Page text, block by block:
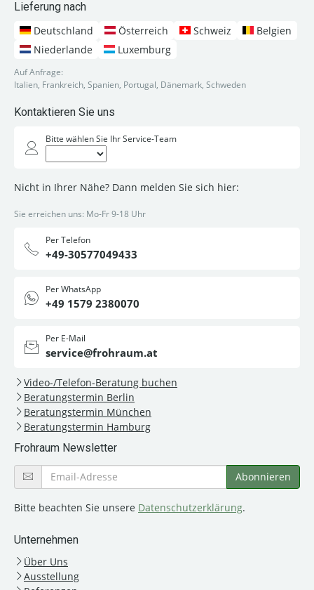
Lieferung nach
Deutschland
Österreich Schweiz
Belgien
Niederlande
Luxemburg
Auf Anfrage:
Italien, Frankreich, Spanien, Portugal, Dänemark, Schweden
Kontaktieren Sie uns
Bitte wählen Sie Ihr Service-Team
Nicht in Ihrer Nähe? Dann melden Sie sich hier:
Sie erreichen uns: Mo-Fr 9-18 Uhr
Per Telefon
+49-30577049433
Per WhatsApp
+49 1579 2380070
Per E-Mail
service@frohraum.at
Video-/Telefon-Beratung buchen
Beratungstermin Berlin
Beratungstermin München
Beratungstermin Hamburg
Frohraum Newsletter
Bitte beachten Sie unsere Datenschutzerklärung.
Unternehmen
Über Uns
Ausstellung